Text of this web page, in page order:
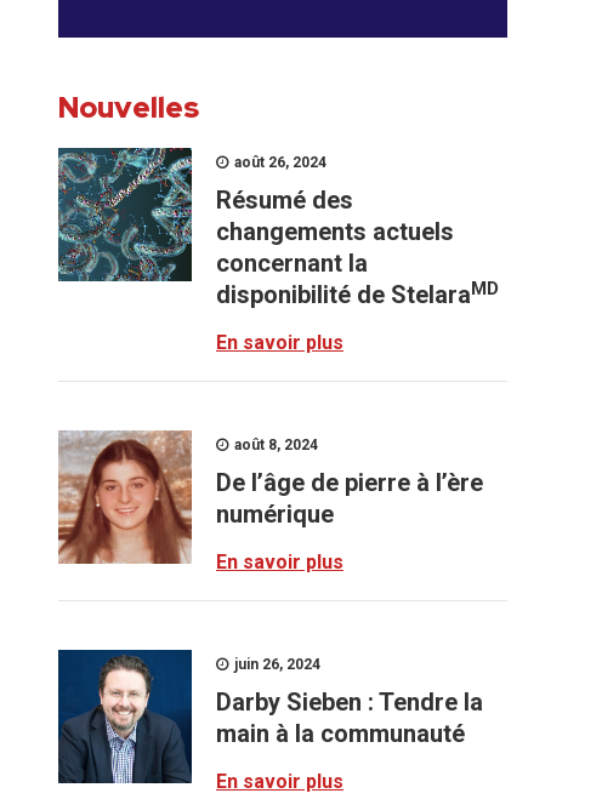
Nouvelles
août 26, 2024
Résumé des
changements actuels
concernant la
disponibilité de StelaraMD
En savoir plus
août 8, 2024
De l’âge de pierre à l’ère
numérique
En savoir plus
juin 26, 2024
Darby Sieben : Tendre la
main à la communauté
En savoir plus